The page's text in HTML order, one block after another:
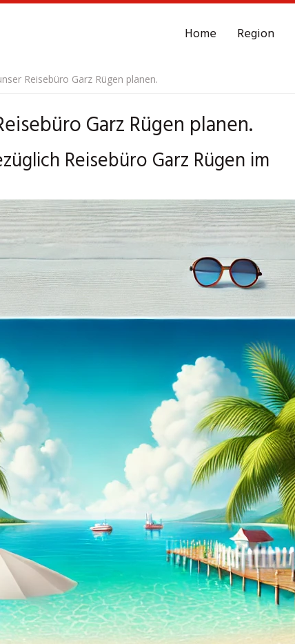
Home Region
Reisebüro Garz Rügen planen.
Garz Rügen planen.
Reisebüro Garz Rügen im